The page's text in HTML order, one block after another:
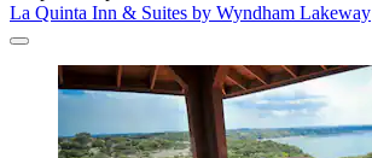
La Quinta Inn & Suites by Wyndham Lakeway